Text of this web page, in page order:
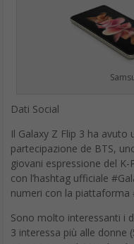
Dati Social
Il Galaxy Z Flip 3 ha
partecipazione de BTS,
giovani espressione del
con l’hashtag ufficiale
numeri con la piattaforma
Sono molto interessanti i
3 interessa più alle donne